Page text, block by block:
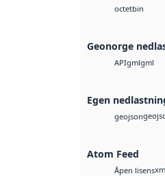
octetbin
Geonorge
APIgmlgml
Egen
geojson
Atom Feed
Åpen lisens